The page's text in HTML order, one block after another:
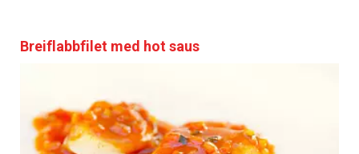
Breiflabbfilet med hot saus